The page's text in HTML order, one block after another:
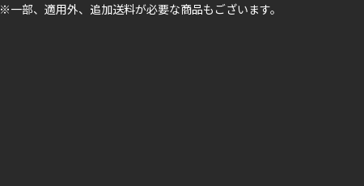
※一部、適用外、追加送料が必要な商品もございます。